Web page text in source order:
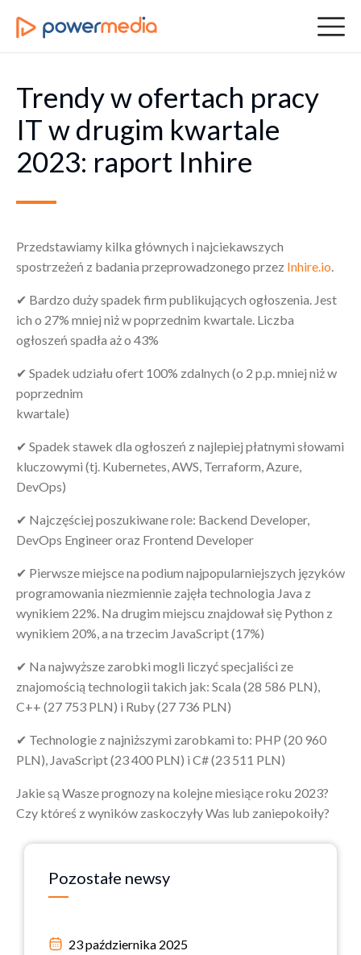
Trendy w ofertach pracy
IT w drugim kwartale
2023: raport Inhire
Przedstawiamy kilka głównych i najciekawszych
spostrzeżeń z badania przeprowadzonego przez Inhire.io.
✔ Bardzo duży spadek firm publikujących ogłoszenia. Jest
ich o 27% mniej niż w poprzednim kwartale. Liczba
ogłoszeń spadła aż o 43%
✔ Spadek udziału ofert 100% zdalnych (o 2 p.p. mniej niż w
poprzednim
kwartale)
✔ Spadek stawek dla ogłoszeń z najlepiej płatnymi słowami
kluczowymi (tj. Kubernetes, AWS, Terraform, Azure,
DevOps)
✔ Najczęściej poszukiwane role: Backend Developer,
DevOps Engineer oraz Frontend Developer
✔ Pierwsze miejsce na podium najpopularniejszych języków
programowania niezmiennie zajęła technologia Java z
wynikiem 22%. Na drugim miejscu znajdował się Python z
wynikiem 20%, a na trzecim JavaScript (17%)
✔ Na najwyższe zarobki mogli liczyć specjaliści ze
znajomością technologii takich jak: Scala (28 586 PLN),
C++ (27 753 PLN) i Ruby (27 736 PLN)
✔ Technologie z najniższymi zarobkami to: PHP (20 960
PLN), JavaScript (23 400 PLN) i C# (23 511 PLN)
Jakie są Wasze prognozy na kolejne miesiące roku 2023?
Czy któreś z wyników zaskoczyły Was lub zaniepokoiły?
Pozostałe newsy
23 października 2025